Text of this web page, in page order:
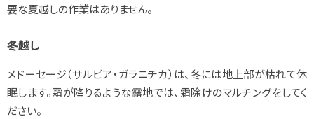
要な夏越しの作業はありません。
冬越し
メドーセージ（サルビア・ガラニチカ）は、冬には地上部が枯れて休
眠します。霜が降りるような露地では、霜除けのマルチングをしてく
ださい。